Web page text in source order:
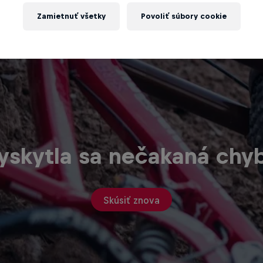
sa nečakaná
Skúsiť znova
Zamietnuť všetky Povoliť súbory cookie